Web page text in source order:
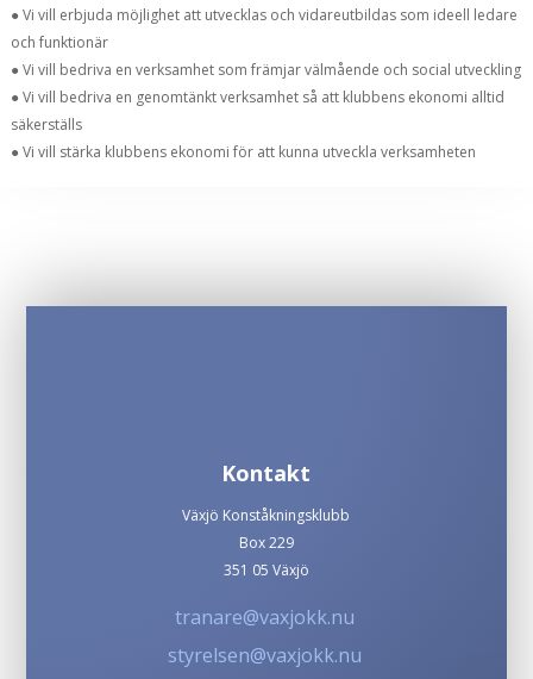
● Vi vill erbjuda möjlighet att utvecklas och vidareutbildas som ideell ledare
och funktionär
● Vi vill bedriva en verksamhet som främjar välmående och social utveckling
● Vi vill bedriva en genomtänkt verksamhet så att klubbens ekonomi alltid
säkerställs
● Vi vill stärka klubbens ekonomi för att kunna utveckla verksamheten
Kontakt
Växjö Konståkningsklubb
Box 229
351 05 Växjö
tranare@vaxjokk.nu
styrelsen@vaxjokk.nu